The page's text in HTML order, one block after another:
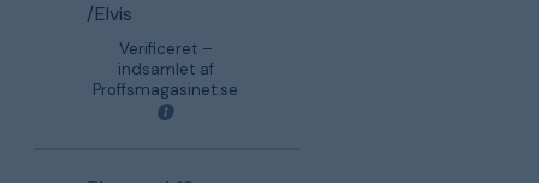
/Elvis
Verificeret –
indsamlet af
Proffsmagasinet.se